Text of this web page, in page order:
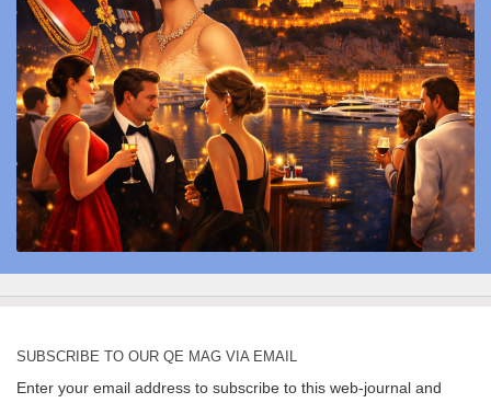
SUBSCRIBE TO OUR QE MAG VIA EMAIL
Enter your email address to subscribe to this web-journal and